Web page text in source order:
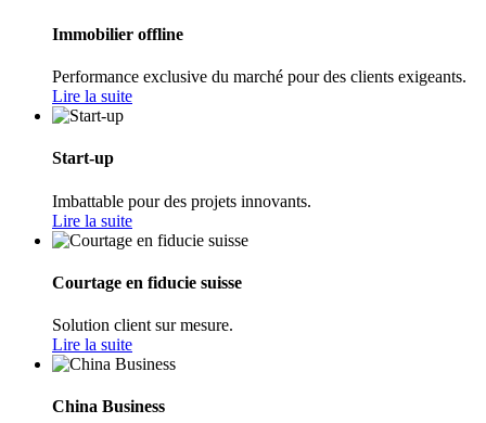
Immobilier offline
Performance exclusive du marché pour des clients exigeants.
Lire la suite
Start-up
Imbattable pour des projets innovants.
Lire la suite
Courtage en fiducie suisse
Solution client sur mesure.
Lire la suite
China Business